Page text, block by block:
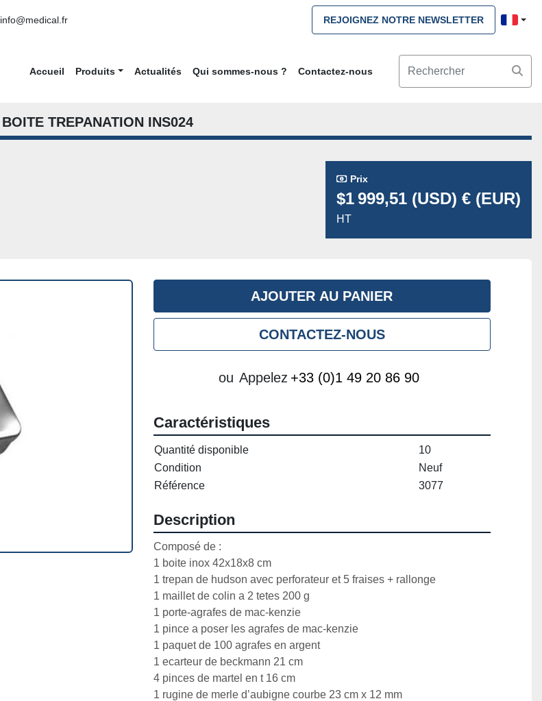
info@medical.fr REJOIGNEZ NOTRE NEWSLETTER
Accueil Produits Actualités Qui sommes-nous ? Contactez-nous
BOITE TREPANATION INS024
Prix
$1 999,51 (USD) € (EUR)
HT
AJOUTER AU PANIER
CONTACTEZ-NOUS
ou Appelez +33 (0)1 49 20 86 90
Caractéristiques
Quantité disponible
10
Condition
Neuf
Référence
3077
Description
Composé de :
1 boite inox 42x18x8 cm
1 trepan de hudson avec perforateur et 5 fraises + rallonge
1 maillet de colin a 2 tetes 200 g
1 porte-agrafes de mac-kenzie
1 pince a poser les agrafes de mac-kenzie
1 paquet de 100 agrafes en argent
1 ecarteur de beckmann 21 cm
4 pinces de martel en t 16 cm
1 rugine de merle d’aubigne courbe 23 cm x 12 mm